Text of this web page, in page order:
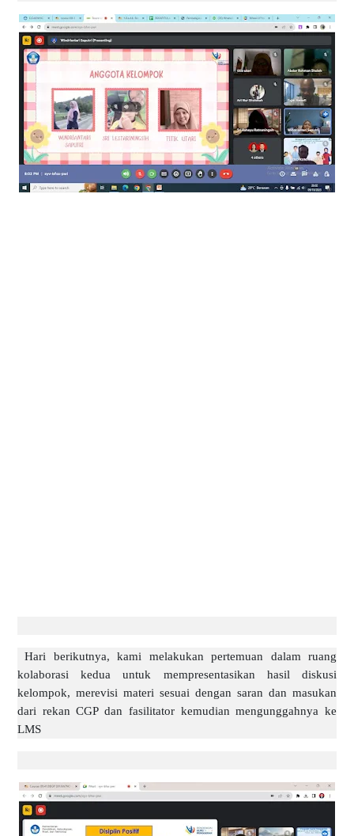
Hari berikutnya, kami melakukan pertemuan dalam ruang
kolaborasi kedua untuk mempresentasikan hasil diskusi
kelompok, merevisi materi sesuai dengan saran dan masukan
dari rekan CGP dan fasilitator kemudian mengunggahnya ke
LMS